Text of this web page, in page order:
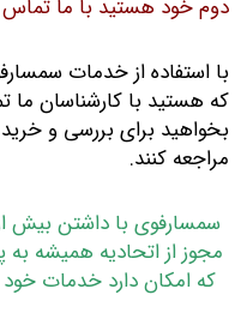
دوم خود هستید با ما
با استفاده از خدمات
که هستید با کارشناسان ما
بخواهید برای بررسی و
مراجعه کنند.
مجوز از اتحادیه همیشه
که امکان دارد خدمات